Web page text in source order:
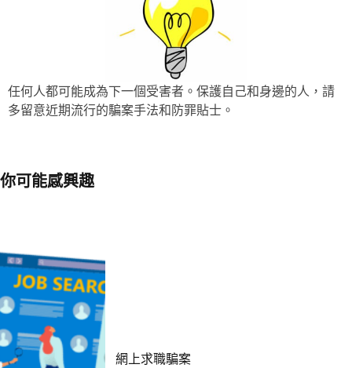
任何人都可能成為下一個受害者。保護自己和身邊的人，請
多留意近期流行的騙案手法和防罪貼士。
你可能感興趣
網上求職騙案